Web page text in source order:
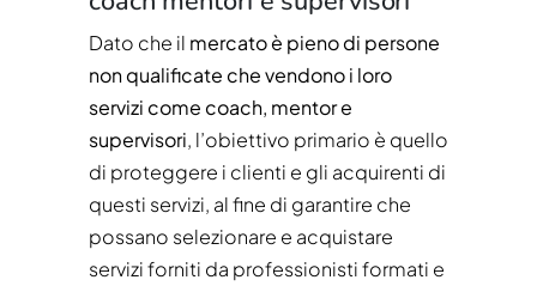
Dato che il mercato è pieno di persone
non qualificate che vendono i loro
servizi come coach, mentor e
supervisori, l’obiettivo primario è quello
di proteggere i clienti e gli acquirenti di
questi servizi, al fine di garantire che
possano selezionare e acquistare
servizi forniti da professionisti formati e